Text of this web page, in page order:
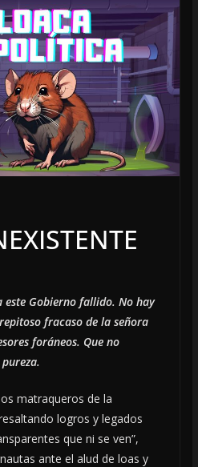
Gobierno fallido. No hay
fracaso de la señora
foráneos. Que no
matraqueros de la
logros y legados
que ni se ven”,
ante el alud de loas y